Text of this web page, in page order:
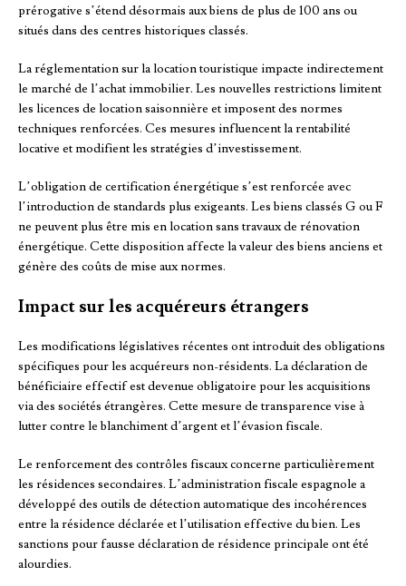
prérogative s’étend désormais aux biens de plus de 100 ans ou
situés dans des centres historiques classés.
La réglementation sur la location touristique impacte indirectement
le marché de l’achat immobilier. Les nouvelles restrictions limitent
les licences de location saisonnière et imposent des normes
techniques renforcées. Ces mesures influencent la rentabilité
locative et modifient les stratégies d’investissement.
L’obligation de certification énergétique s’est renforcée avec
l’introduction de standards plus exigeants. Les biens classés G ou F
ne peuvent plus être mis en location sans travaux de rénovation
énergétique. Cette disposition affecte la valeur des biens anciens et
génère des coûts de mise aux normes.
Impact sur les acquéreurs étrangers
Les modifications législatives récentes ont introduit des obligations
spécifiques pour les acquéreurs non-résidents. La déclaration de
bénéficiaire effectif est devenue obligatoire pour les acquisitions
via des sociétés étrangères. Cette mesure de transparence vise à
lutter contre le blanchiment d’argent et l’évasion fiscale.
Le renforcement des contrôles fiscaux concerne particulièrement
les résidences secondaires. L’administration fiscale espagnole a
développé des outils de détection automatique des incohérences
entre la résidence déclarée et l’utilisation effective du bien. Les
sanctions pour fausse déclaration de résidence principale ont été
alourdies.